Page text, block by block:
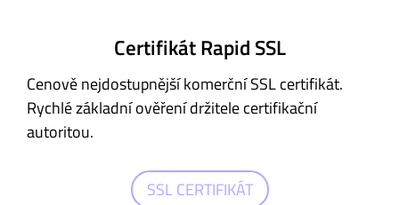
Certifikát Rapid SSL
Cenově nejdostupnější komerční SSL certifikát.
Rychlé základní ověření držitele certifikační
autoritou.
SSL CERTIFIKÁT